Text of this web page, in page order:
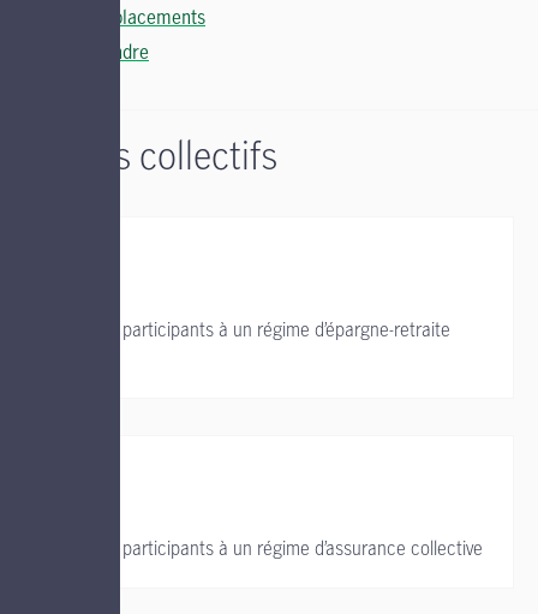
Soutien placements
Nous joindre
Régimes collectifs
Soutien aux participants à un régime d’épargne-retraite
Soutien aux participants à un régime d’assurance collective